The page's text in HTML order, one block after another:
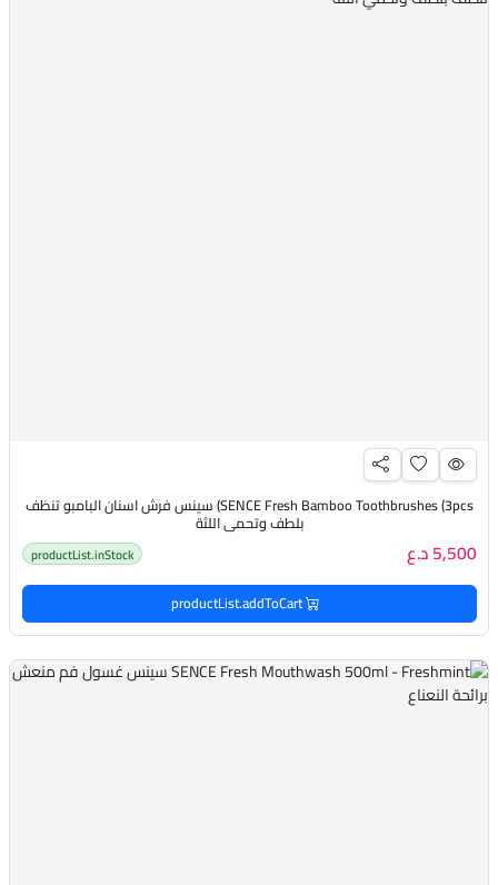
SENCE Fresh Bamboo Toothbrushes (3pcs) سينس فرش اسنان البامبو تنظف
بلطف وتحمي اللثة
5,500 د.ع productList.inStock
productList.addToCart